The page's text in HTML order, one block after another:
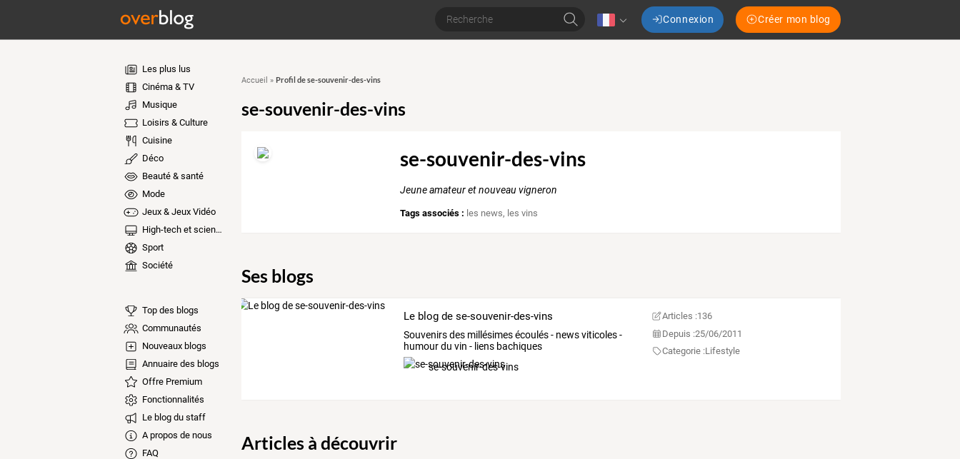
Connexion Créer mon blog
Les plus lus
Cinéma & TV
Musique
Loisirs & Culture
Cuisine
Déco
Beauté & santé
Mode
Jeux & Jeux Vidéo
High-tech et sciences
Sport
Société
Top des blogs
Communautés
Nouveaux blogs
Annuaire des blogs
Offre Premium
Fonctionnalités
Le blog du staff
A propos de nous
FAQ
Accueil » Profil de se-souvenir-des-vins
se-souvenir-des-vins
se-souvenir-des-vins
Jeune amateur et nouveau vigneron
Tags associés : les news, les vins
Ses blogs
Le blog de se-souvenir-des-vins
Souvenirs des millésimes écoulés - news viticoles -
humour du vin - liens bachiques
se-souvenir-des-vins
Articles :136
Depuis :25/06/2011
Categorie :Lifestyle
Articles à découvrir